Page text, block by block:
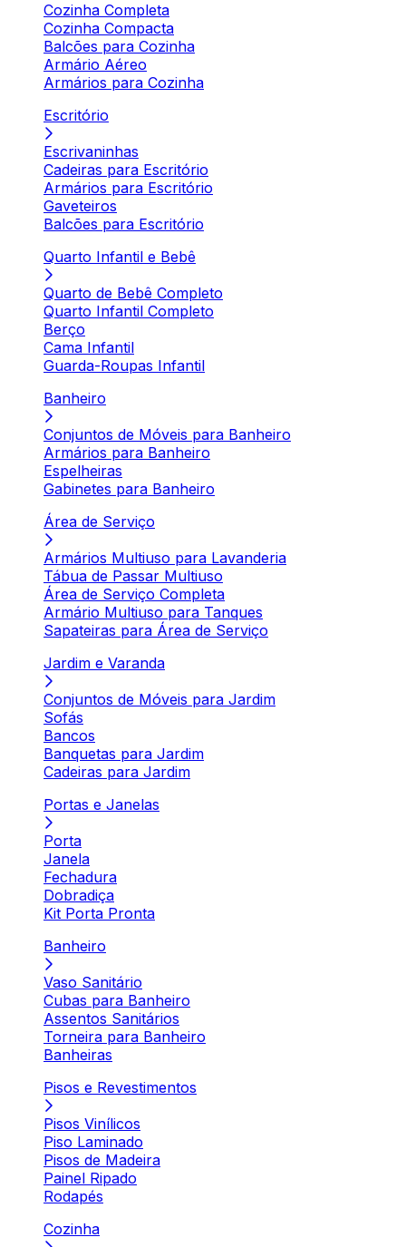
Cozinha Completa
Cozinha Compacta
Balcões para Cozinha
Armário Aéreo
Armários para Cozinha
Escritório
Escrivaninhas
Cadeiras para Escritório
Armários para Escritório
Gaveteiros
Balcões para Escritório
Quarto Infantil e Bebê
Quarto de Bebê Completo
Quarto Infantil Completo
Berço
Cama Infantil
Guarda-Roupas Infantil
Banheiro
Conjuntos de Móveis para Banheiro
Armários para Banheiro
Espelheiras
Gabinetes para Banheiro
Área de Serviço
Armários Multiuso para Lavanderia
Tábua de Passar Multiuso
Área de Serviço Completa
Armário Multiuso para Tanques
Sapateiras para Área de Serviço
Jardim e Varanda
Conjuntos de Móveis para Jardim
Sofás
Bancos
Banquetas para Jardim
Cadeiras para Jardim
Portas e Janelas
Porta
Janela
Fechadura
Dobradiça
Kit Porta Pronta
Banheiro
Vaso Sanitário
Cubas para Banheiro
Assentos Sanitários
Torneira para Banheiro
Banheiras
Pisos e Revestimentos
Pisos Vinílicos
Piso Laminado
Pisos de Madeira
Painel Ripado
Rodapés
Cozinha